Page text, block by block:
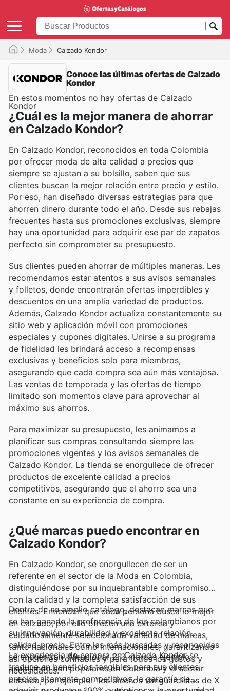
Moda Calzado Kondor
Conoce las últimas ofertas de Calzado
Kondor
En estos momentos no hay ofertas de Calzado
Kondor
¿Cuál es la mejor manera de ahorrar
en Calzado Kondor?
En Calzado Kondor, reconocidos en toda Colombia
por ofrecer moda de alta calidad a precios que
siempre se ajustan a su bolsillo, saben que sus
clientes buscan la mejor relación entre precio y estilo.
Por eso, han diseñado diversas estrategias para que
ahorren dinero durante todo el año. Desde sus rebajas
frecuentes hasta sus promociones exclusivas, siempre
hay una oportunidad para adquirir ese par de zapatos
perfecto sin comprometer su presupuesto.
Sus clientes pueden ahorrar de múltiples maneras. Les
recomendamos estar atentos a sus avisos semanales
y folletos, donde encontrarán ofertas imperdibles y
descuentos en una amplia variedad de productos.
Además, Calzado Kondor actualiza constantemente su
sitio web y aplicación móvil con promociones
especiales y cupones digitales. Unirse a su programa
de fidelidad les brindará acceso a recompensas
exclusivas y beneficios solo para miembros,
asegurando que cada compra sea aún más ventajosa.
Las ventas de temporada y las ofertas de tiempo
limitado son momentos clave para aprovechar al
máximo sus ahorros.
Para maximizar su presupuesto, les animamos a
planificar sus compras consultando siempre las
promociones vigentes y los avisos semanales de
Calzado Kondor. La tienda se enorgullece de ofrecer
productos de excelente calidad a precios
competitivos, asegurando que el ahorro sea una
constante en su experiencia de compra.
¿Qué marcas puedo encontrar en
Calzado Kondor?
En Calzado Kondor, se enorgullecen de ser un
referente en el sector de la Moda en Colombia,
distinguiéndose por su inquebrantable compromiso
con la calidad y la completa satisfacción de sus
clientes. Entienden que cada persona busca lo mejor
en calzado, por ello ofrecen una extensa y
cuidadosamente seleccionada variedad de marcas,
tanto nacionales como internacionales, garantizando
así opciones confiables y para todos los gustos y
necesidades.
Dentro de su amplio catálogo, destacan marcas que
se han ganado la preferencia de los colombianos por
su innovación, durabilidad y excelente relación
calidad-precio. Entre las más buscadas y reconocidas
se encuentran [Mencionar 2-3 marcas ejemplo,
asumiendo son populares en Colombia y el sector
calzado, por ejemplo: "los diseños vanguardistas de X
La experiencia de compra en Calzado Kondor se
traduce en beneficios tangibles para sus clientes:
precios altamente competitivos, la garantía de